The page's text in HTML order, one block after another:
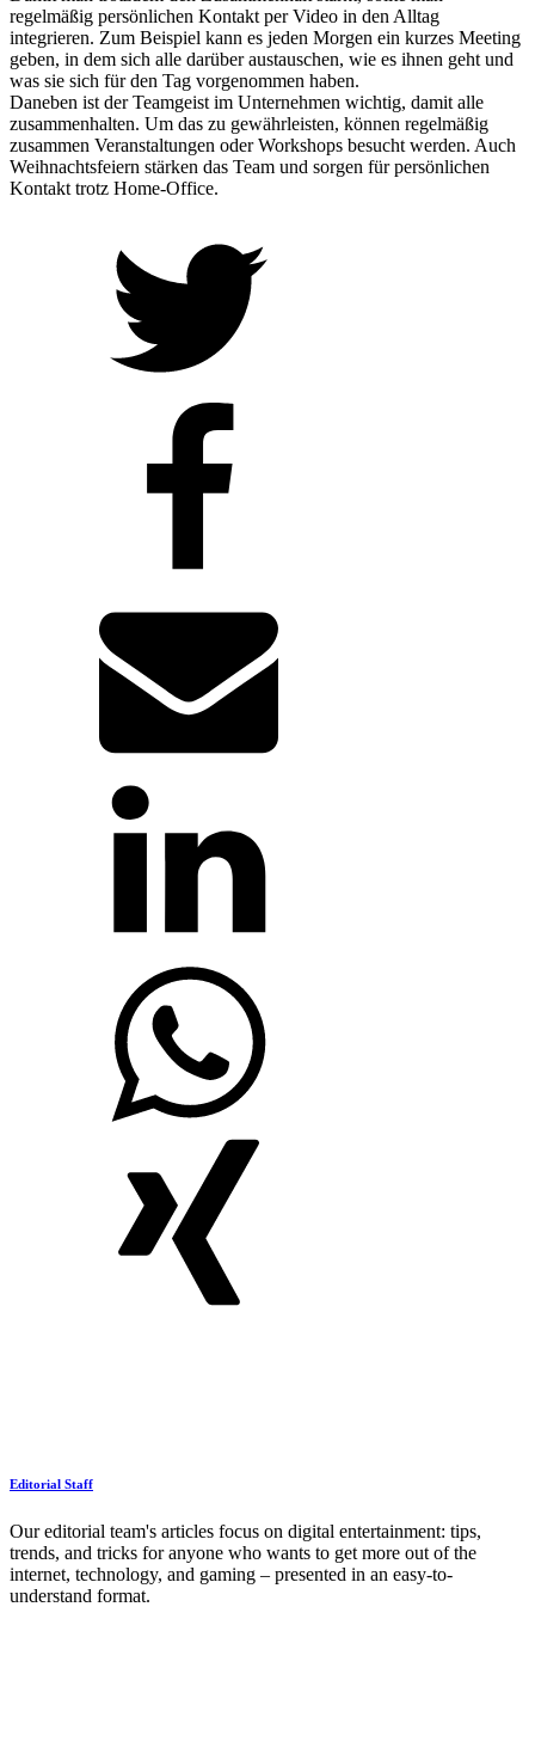
regelmäßig persönlichen Kontakt per Video in den Alltag
integrieren. Zum Beispiel kann es jeden Morgen ein kurzes Meeting
geben, in dem sich alle darüber austauschen, wie es ihnen geht und
was sie sich für den Tag vorgenommen haben.
Daneben ist der Teamgeist im Unternehmen wichtig, damit alle
zusammenhalten. Um das zu gewährleisten, können regelmäßig
zusammen Veranstaltungen oder Workshops besucht werden. Auch
Weihnachtsfeiern stärken das Team und sorgen für persönlichen
Kontakt trotz Home-Office.
Editorial Staff
Our editorial team's articles focus on digital entertainment: tips,
trends, and tricks for anyone who wants to get more out of the
internet, technology, and gaming – presented in an easy-to-
understand format.